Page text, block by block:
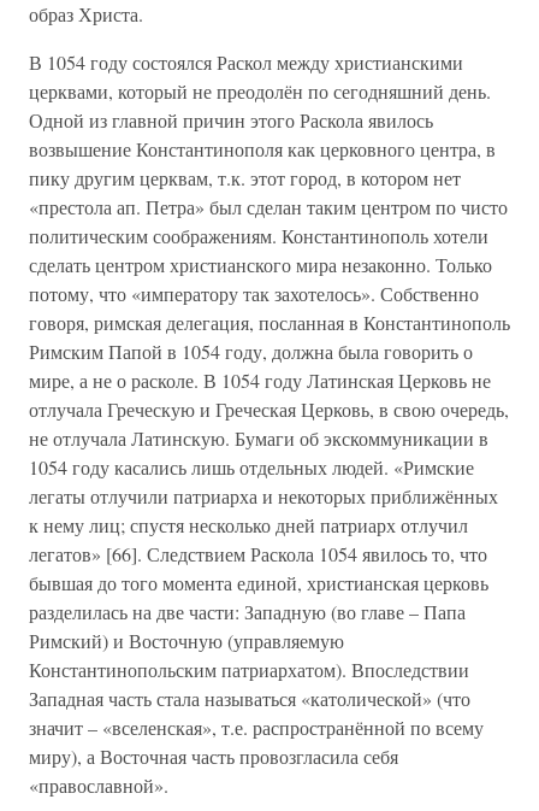
образ Христа.
В 1054 году состоялся Раскол между христианскими
церквами, который не преодолён по сегодняшний день.
Одной из главной причин этого Раскола явилось
возвышение Константинополя как церковного центра, в
пику другим церквам, т.к. этот город, в котором нет
«престола ап. Петра» был сделан таким центром по чисто
политическим соображениям. Константинополь хотели
сделать центром христианского мира незаконно. Только
потому, что «императору так захотелось». Собственно
говоря, римская делегация, посланная в Константинополь
Римским Папой в 1054 году, должна была говорить о
мире, а не о расколе. В 1054 году Латинская Церковь не
отлучала Греческую и Греческая Церковь, в свою очередь,
не отлучала Латинскую. Бумаги об экскоммуникации в
1054 году касались лишь отдельных людей. «Римские
легаты отлучили патриарха и некоторых приближённых
к нему лиц; спустя несколько дней патриарх отлучил
легатов» [66]. Следствием Раскола 1054 явилось то, что
бывшая до того момента единой, христианская церковь
разделилась на две части: Западную (во главе – Папа
Римский) и Восточную (управляемую
Константинопольским патриархатом). Впоследствии
Западная часть стала называться «католической» (что
значит – «вселенская», т.е. распространённой по всему
миру), а Восточная часть провозгласила себя
«православной».